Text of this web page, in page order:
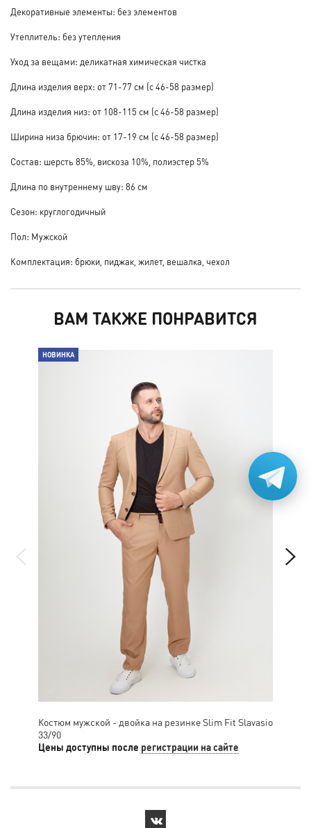
Декоративные элементы: без элементов
Утеплитель: без утепления
Уход за вещами: деликатная химическая чистка
Длина изделия верх: от 71-77 см (с 46-58 размер)
Длина изделия низ: от 108-115 см (с 46-58 размер)
Ширина низа брючин: от 17-19 см (с 46-58 размер)
Состав: шерсть 85%, вискоза 10%, полиэстер 5%
Длина по внутреннему шву: 86 см
Сезон: круглогодичный
Пол: Мужской
Комплектация: брюки, пиджак, жилет, вешалка, чехол
ВАМ ТАКЖЕ ПОНРАВИТСЯ
НОВИНКА
Костюм мужской - двойка на резинке Slim Fit Slavasio
33/90
Цены доступны после регистрации на сайте